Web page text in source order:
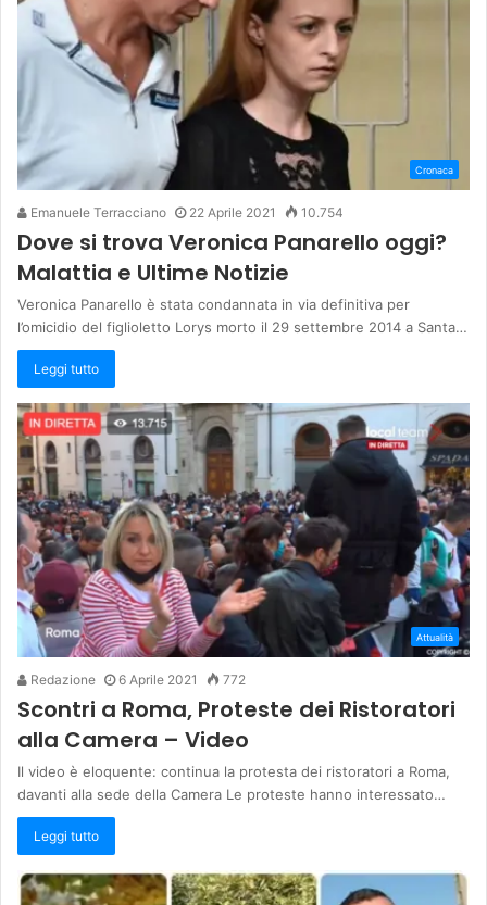
Cronaca
Emanuele Terracciano 22 Aprile 2021 10.754
Dove si trova Veronica Panarello oggi?
Malattia e Ultime Notizie
Veronica Panarello è stata condannata in via definitiva per
l’omicidio del figlioletto Lorys morto il 29 settembre 2014 a Santa…
Leggi tutto
Attualità
Redazione 6 Aprile 2021 772
Scontri a Roma, Proteste dei Ristoratori
alla Camera – Video
Il video è eloquente: continua la protesta dei ristoratori a Roma,
davanti alla sede della Camera Le proteste hanno interessato…
Leggi tutto